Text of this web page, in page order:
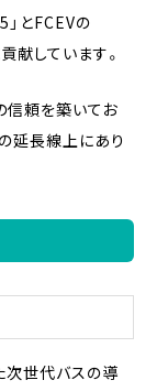
とFCEVの
献しています。
信頼を築いてお
延長線上にあり
次世代バスの導